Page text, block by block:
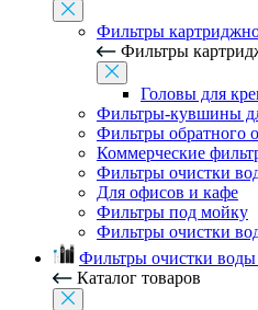
Фильтры
Фильтры
Головы для
Фильтры-кувшины
Фильтры обратного
Коммерческие
Фильтры очистки
Для офисов и кафе
Фильтры под мойку
Фильтры очистки
Фильтры очистки воды
Каталог товаров